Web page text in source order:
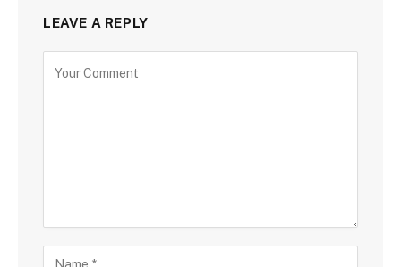
LEAVE A REPLY